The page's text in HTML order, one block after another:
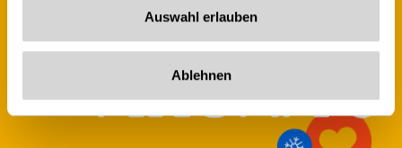
Auswahl erlauben
Ablehnen